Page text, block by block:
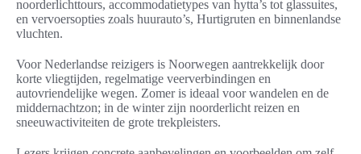
noorderlichttours, accommodatietypes van hytta’s tot glassuites,
en vervoersopties zoals huurauto’s, Hurtigruten en binnenlandse
vluchten.
Voor Nederlandse reizigers is Noorwegen aantrekkelijk door
korte vliegtijden, regelmatige veerverbindingen en
autovriendelijke wegen. Zomer is ideaal voor wandelen en de
middernachtzon; in de winter zijn noorderlicht reizen en
sneeuwactiviteiten de grote trekpleisters.